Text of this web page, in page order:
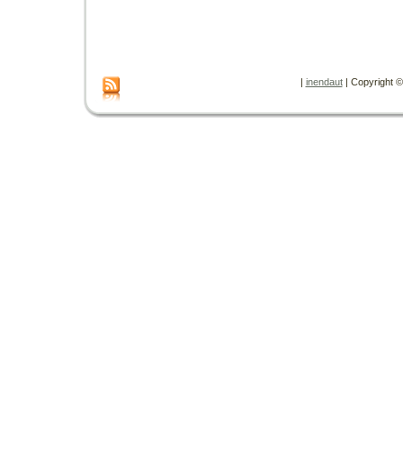
| inendaut| Copyright ©